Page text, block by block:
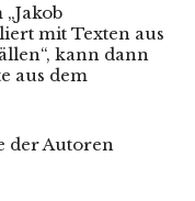
mit Texten aus
kann dann
aus dem
der Autoren